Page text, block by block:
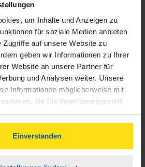
um Inhalte und Anzeigen zu
für soziale Medien anbieten
Zugriffe auf unsere Website zu
geben wir Informationen zu Ihrer
Website an unsere Partner für
und Analysen weiter. Unsere
Informationen möglicherweise mit
die Sie ihnen bereitgestellt
im Rahmen Ihrer Nutzung der Dienste
Indem Sie auf Einverstanden klicken,
von Cookies, gemäß
zustimmen.
Einverstanden
Ihr
erstellen zu können, benötigen
und Berater eine Reihe von
Dazu gehört beispielsweise die
Ihre
der Rentenbescheid oder
das Kindergeld.